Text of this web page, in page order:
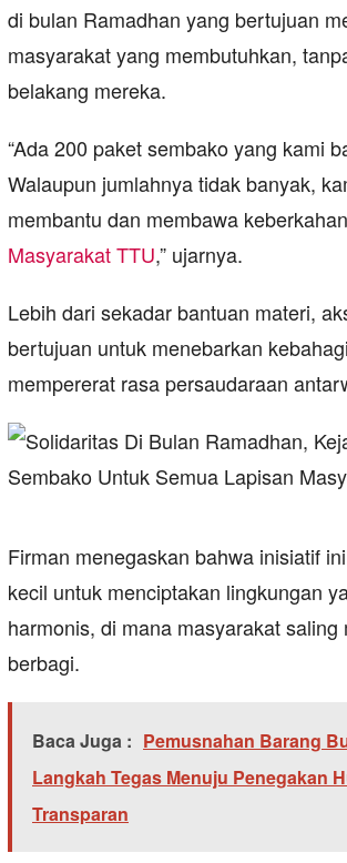
di bulan Ramadhan yang bertujuan
masyarakat yang membutuhkan,
belakang mereka.
“Ada 200 paket sembako yang kami
Walaupun jumlahnya tidak banyak,
membantu dan membawa
Masyarakat TTU,” ujarnya.
Lebih dari sekadar bantuan materi,
bertujuan untuk menebarkan
mempererat rasa persaudaraan
Firman menegaskan bahwa inisiatif
kecil untuk menciptakan lingkungan
harmonis, di mana masyarakat saling
berbagi.
Baca Juga : Pemusnahan Barang
Langkah Tegas Menuju Penegakan
Transparan